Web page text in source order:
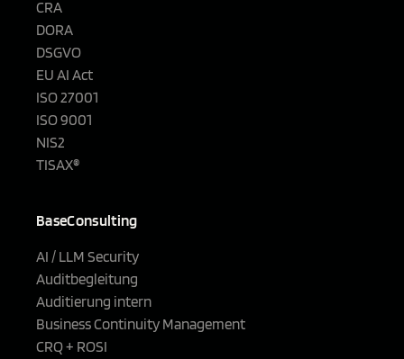
CRA
DORA
DSGVO
EU AI Act
ISO 27001
ISO 9001
NIS2
TISAX®
BaseConsulting
AI / LLM Security
Auditbegleitung
Auditierung intern
Business Continuity Management
CRQ + ROSI